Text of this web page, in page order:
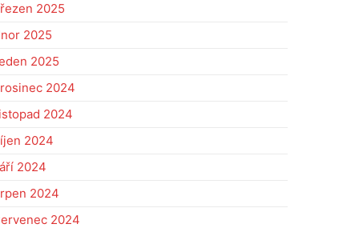
2025
2025
2025
2024
2024
2024
2024
2024
2024